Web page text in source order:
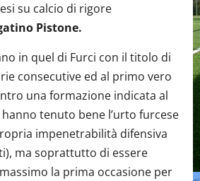
su calcio di rigore
Pistone.
in quel di Furci con il titolo di
consecutive ed al primo vero
una formazione indicata al
tenuto bene l’urto furcese
impenetrabilità difensiva
ma soprattutto di essere
la prima occasione per